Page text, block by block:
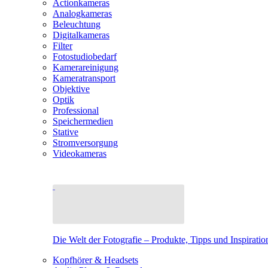
Actionkameras
Analogkameras
Beleuchtung
Digitalkameras
Filter
Fotostudiobedarf
Kamerareinigung
Kameratransport
Objektive
Optik
Professional
Speichermedien
Stative
Stromversorgung
Videokameras
Die Welt der Fotografie – Produkte, Tipps und
Kopfhörer & Headsets